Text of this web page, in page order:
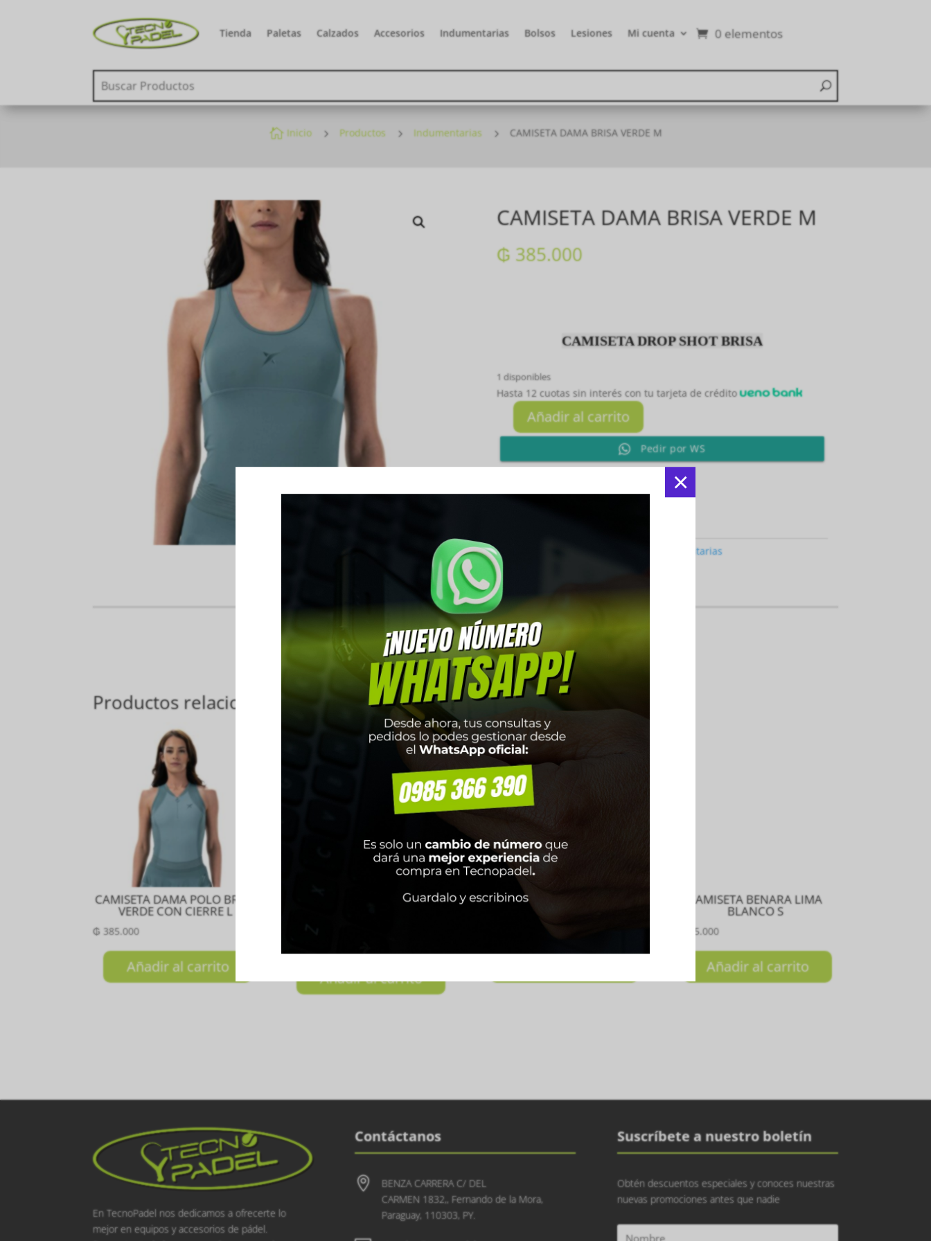
×
Tienda Paletas Calzados Accesorios Indumentarias Bolsos Lesiones Mi cuenta 0 elementos
 Inicio 5 Productos 5 Indumentarias 5 CAMISETA DAMA BRISA VERDE M
CAMISETA DAMA BRISA VERDE M
₲ 385.000
CAMISETA DROP SHOT BRISA
1 disponibles
Hasta 12 cuotas sin interés con tu tarjeta de crédito
CAMISETA
DAMA
Añadir al carrito
Pedir por WS
 Whatsapp  Facebook
SKU: Indumentarias
Productos relacionados
CAMISETA DAMA POLO BRISA
VERDE CON CIERRE L
₲ 385.000
Añadir al carrito
MEDIA TIN CORTO NIÑO
Añadir al carrito
MUSCULOSA DAMA CORE
NARANJA Talla P
CAMISETA BENARA LIMA
BLANCO S
385.000
Añadir al carrito
En TecnoPadel nos dedicamos a ofrecerte lo
mejor en equipos y accesorios de pádel.
Contáctanos

BENZA CARRERA C/ DEL
CARMEN 1832,, Fernando de la Mora,
Paraguay, 110303, PY.
Suscríbete a nuestro boletín
Obtén descuentos especiales y conoces nuestras
nuevas promociones antes que nadie